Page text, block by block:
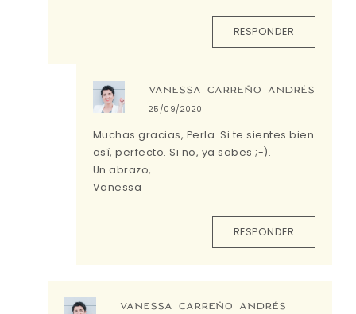
RESPONDER
VANESSA CARREÑO ANDRÉS
25/09/2020
Muchas gracias, Perla. Si te sientes bien
así, perfecto. Si no, ya sabes ;-).
Un abrazo,
Vanessa
RESPONDER
VANESSA CARREÑO ANDRÉS